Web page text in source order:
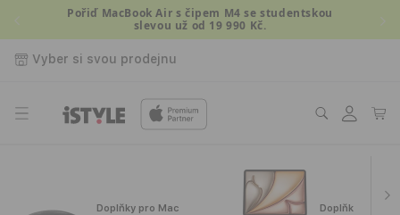
Přejít kPořiď MacBook Air s čipem M4 se studentskou
slevou už od 19 990 Kč.
Vyber si svou prodejnu
Přihlásit
se
Košík
Doplňky pro Mac Doplňky pro